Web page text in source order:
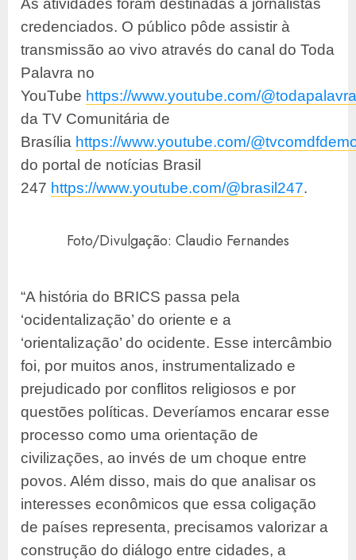
As atividades foram destinadas a jornalistas
credenciados. O público pôde assistir à
transmissão ao vivo através do canal do Toda
Palavra no
YouTube https://www.youtube.com/@todapalavra
da TV Comunitária de
Brasília https://www.youtube.com/
do portal de notícias Brasil
247 https://www.youtube.com/@brasil247.
Foto/Divulgação: Claudio Fernandes
“A história do BRICS passa pela
‘ocidentalização’ do oriente e a
‘orientalização’ do ocidente. Esse intercâmbio
foi, por muitos anos, instrumentalizado e
prejudicado por conflitos religiosos e por
questões políticas. Deveríamos encarar esse
processo como uma orientação de
civilizações, ao invés de um choque entre
povos. Além disso, mais do que analisar os
interesses econômicos que essa coligação
de países representa, precisamos valorizar a
construção do diálogo entre cidades, a